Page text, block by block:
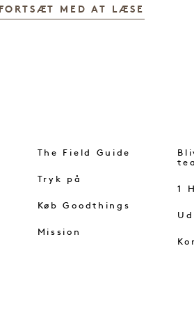
FORTSÆT MED AT LÆSE
The Field Guide
Tryk på
Køb Goodthings
Mission
1